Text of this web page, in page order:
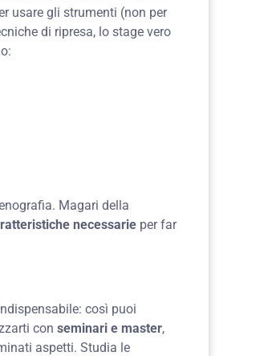
usare gli strumenti (non per
di ripresa, lo stage vero
Magari della
necessarie per far
così puoi
con seminari e master,
aspetti. Studia le